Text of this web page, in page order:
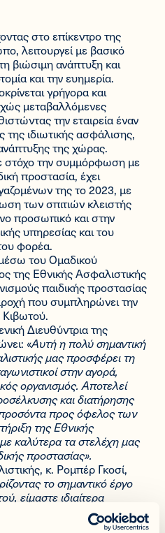
στο επίκεντρο της
λειτουργεί με βασικό
βιώσιμη ανάπτυξη και
και την ευημερία.
γρήγορα και
μεταβαλλόμενες
την εταιρεία έναν
ιδιωτικής ασφάλισης,
της χώρας.
στόχο την συμμόρφωση με
προστασία, έχει
της το 2023, με
των σπιτιών κλειστής
προσωπικό και στην
υπηρεσίας και του
φορέα.
του Ομαδικού
της Εθνικής Ασφαλιστικής
παιδικής προστασίας
που συμπληρώνει την
Κιβωτού.
Διευθύντρια της
«Αυτή η πολύ σημαντική
μας προσφέρει τη
στην αγορά,
οργανισμός. Αποτελεί
και διατήρησης
προς όφελος των
της Εθνικής
καλύτερα τα στελέχη μας
προστασίας».
κ. Ρομπέρ Γκοσί,
το σημαντικό έργο
είμαστε ιδιαίτερα
που μπορέσαμε να
της διοίκησης και να